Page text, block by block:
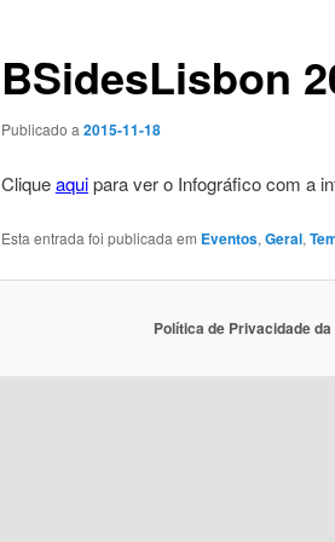
BSidesLisbon
Publicado a 2015-11-18
Cliqueaquipara ver o Infográfico com a
Esta entrada foi publicada em Eventos,Geral,
Política de Privacidade da